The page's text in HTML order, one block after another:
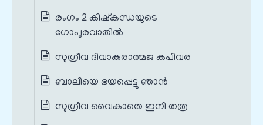
രംഗം 2 കിഷ്കന്ധയുടെ
ഗോപുരവാതിൽ
സുഗ്രീവ ദിവാകരാത്മജ കപിവര
ബാലിയെ ഭയപ്പെട്ടു ഞാന്‍
സുഗ്രീവ വൈകാതെ ഇനി തത്ര